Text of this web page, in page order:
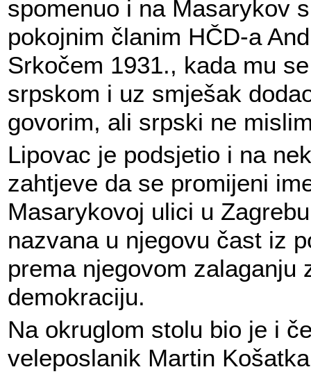
spomenuo i na Masarykov
pokojnim članim HČD-a
Srkočem 1931., kada mu
srpskom i uz smješak
govorim, ali srpski ne
Lipovac je podsjetio i na
zahtjeve da se promijeni
Masarykovoj ulici u
nazvana u njegovu čast iz
prema njegovom zalaganju
demokraciju.
Na okruglom stolu bio je i
veleposlanik Martin